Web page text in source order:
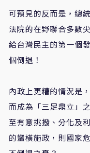
可預見的反而是，總
法院的在野聯合多數
給台灣民主的第一個
個倒退！
內政上更糟的情況是
而成為「三足鼎立」
至有意挑撥、分化及
的蠻橫施政，則國家